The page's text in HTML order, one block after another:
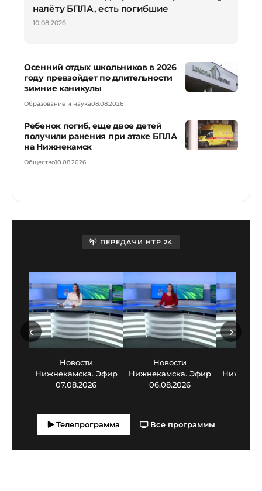
налёту БПЛА, есть погибшие
10.08.2026
Осенний отдых школьников в 2026
году превзойдет по длительности
зимние каникулы
Образование и наука08.08.2026
Ребенок погиб, еще двое детей
получили ранения при атаке БПЛА
на Нижнекамск
Общество10.08.2026
ПЕРЕДАЧИ НТР 24
Новости
Нижнекамска. Эфир
07.08.2026
Новости
Нижнекамска. Эфир
06.08.2026
‹ ›
Телепрограмма Все программы